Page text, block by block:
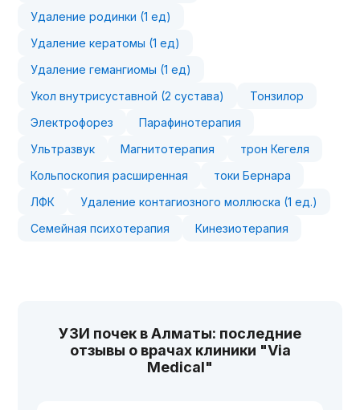
Удаление родинки (1 ед)
Удаление кератомы (1 ед)
Удаление гемангиомы (1 ед)
Укол внутрисуставной (2 сустава)
Тонзилор
Электрофорез
Парафинотерапия
Ультразвук
Магнитотерапия
трон Кегеля
Кольпоскопия расширенная
токи Бернара
ЛФК
Удаление контагиозного моллюска (1 ед.)
Семейная психотерапия
Кинезиотерапия
УЗИ почек в Алматы: последние
отзывы о врачах клиники "Via
Medical"